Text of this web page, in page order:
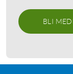
BLI